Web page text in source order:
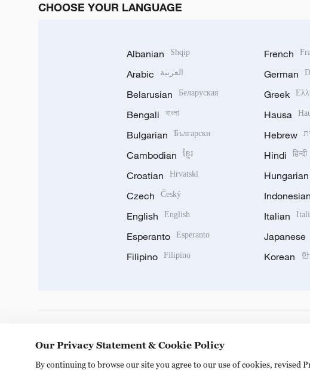
CHOOSE YOUR LANGUAGE
Albanian Shqip
Arabic العربية
Belarusian Беларуская
Bengali বাংলা
Bulgarian Български
Cambodian ខ្មែរ
Croatian Hrvatski
Czech Český
English English
Esperanto Esperanto
Filipino Filipino
French
German
Greek
Hausa
Hebrew
Hindi हिन्दी
Hungarian
Indonesian
Italian
Japanese
Korean
Our Privacy Statement & Cookie Policy
By continuing to browse our site you agree to our use of cookies, revised